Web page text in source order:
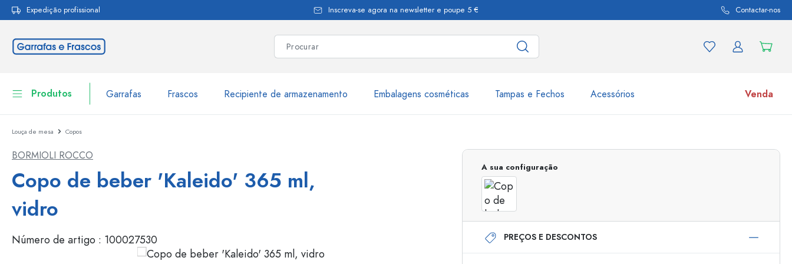
Saltar para a navegação principal
Expedição profissional Inscreva-se agora na newsletter e poupe 5 € Contactar-nos
Produtos Garrafas Frascos Recipiente de armazenamento Embalagens cosméticas Tampas e Fechos Acessórios Venda
Garrafas
Recipiente de armazenamento
Louça de mesa
Embalagens cosméticas
Garrafas por marca
Garrafas WECK
Garrafas Estal
Garrafas com tampa mecânica
Frascos de pulverização
Dispensadores Airless
Frascos com roll-on
Frascos
Louça de mesa Copos
BORMIOLI ROCCO
Copo de beber 'Kaleido' 365 ml,
vidro
Número de artigo : 100027530
A sua configuração
PREÇOS E DESCONTOS